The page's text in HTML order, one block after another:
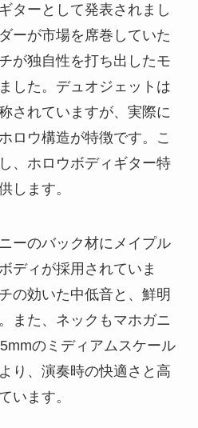
ターとして発表されまし
ーが市場を席巻していた
が独自性を打ち出したモ
した。デュオジェットは
されていますが、実際に
ロウ構造が特徴です。こ
、ホロウボディギター特
します。
ーのバック材にメイプル
ディが採用されていま
の効いた中低音と、鮮明
また、ネックもマホガニ
のミディアムスケール
り、演奏時の快適さと高
います。